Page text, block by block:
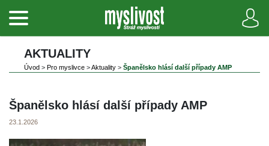
AKTUALITY
Úvod > Pro myslivce >Aktuality > Španělsko hlásí další případy AMP
Španělsko hlásí další případy AMP
23.1.2026